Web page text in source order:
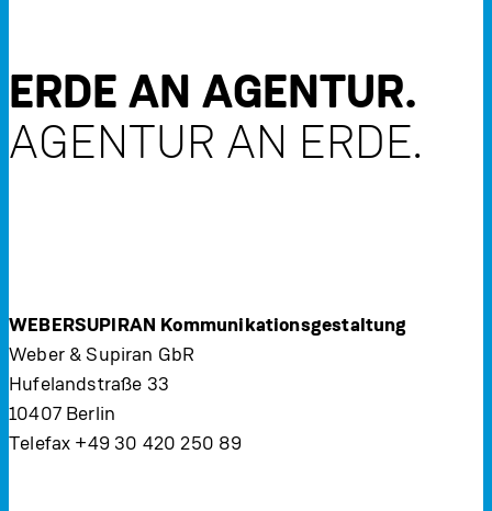
ERDE AN AGENTUR.
AGENTUR AN ERDE.
WEBERSUPIRAN Kommunikationsgestaltung
Weber & Supiran GbR
Hufelandstraße 33
10407 Berlin
Telefax +49 30 420 250 89